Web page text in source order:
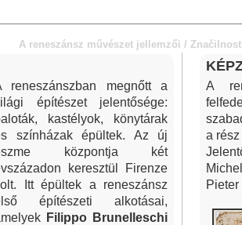
A reneszánsz művészet jellemzői /
reneszánszban megnőtt a
építészet jelentősége:
kastélyok, könytárak
színházak épültek. Az új
központja két
keresztül Firenze
Itt épültek a reneszánsz
építészeti alkotásai,
Filippo Brunelleschi
A
a